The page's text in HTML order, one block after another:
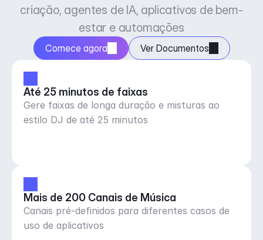
criação, agentes de IA, aplicativos de bem-
estar e automações
Comece agora Ver Documentos
Até 25 minutos de faixas
Gere faixas de longa duração e misturas ao
estilo DJ de até 25 minutos
Mais de 200 Canais de Música
Canais pré-definidos para diferentes casos de
uso de aplicativos